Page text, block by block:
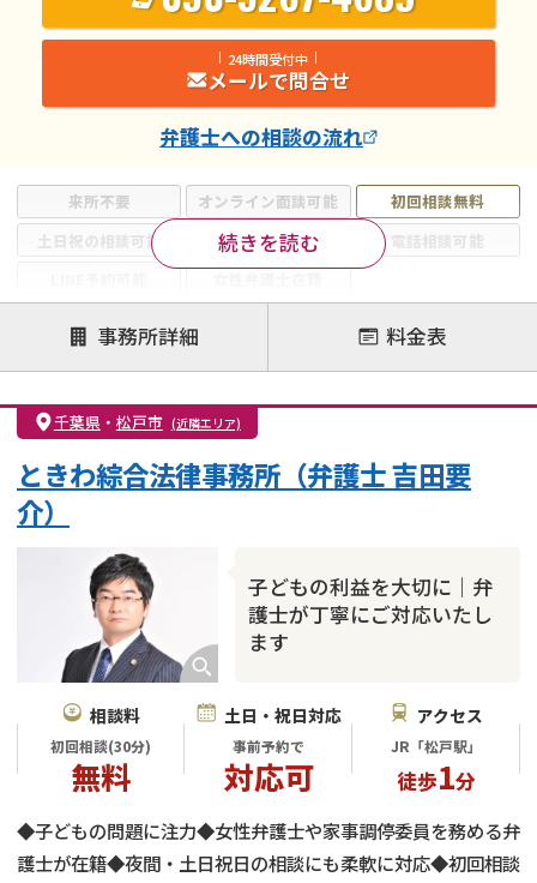
来所不要 オンライン面談可能
初回相談無料
土日祝の相談可能
19時以降電話可能
電話相談可能
注力案件
離婚前相談
離婚調停
離婚裁判
親権・面会交流権
DV
モラハラ
不貞・不倫慰謝料請求
国際離婚
財産分与
内縁の夫婦 熟年離婚
続きを読む
24時間受付中
メールで問合せ
弁護士への相談の流れ
事務所詳細 料金表
千葉県 ・ 松戸市 (近隣エリア)
子どもの利益を大切に｜弁
護士が丁寧にご対応いたし
ます
ときわ綜合法律事務所（弁護士 吉田要
介）
相談料
初回相談(30分)
無料
土日・祝日対応
事前予約で
対応可
アクセス
JR「松戸駅」
徒歩1分
◆子どもの問題に注力◆女性弁護士や家事調停委員を務める弁
護士が在籍◆夜間・土日祝日の相談にも柔軟に対応◆初回相談